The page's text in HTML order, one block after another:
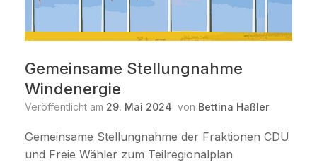
Gemeinsame Stellungnahme
Windenergie
Veröffentlicht am 29. Mai 2024 von Bettina Haßler
Gemeinsame Stellungnahme der Fraktionen CDU
und Freie Wähler zum Teilregionalplan